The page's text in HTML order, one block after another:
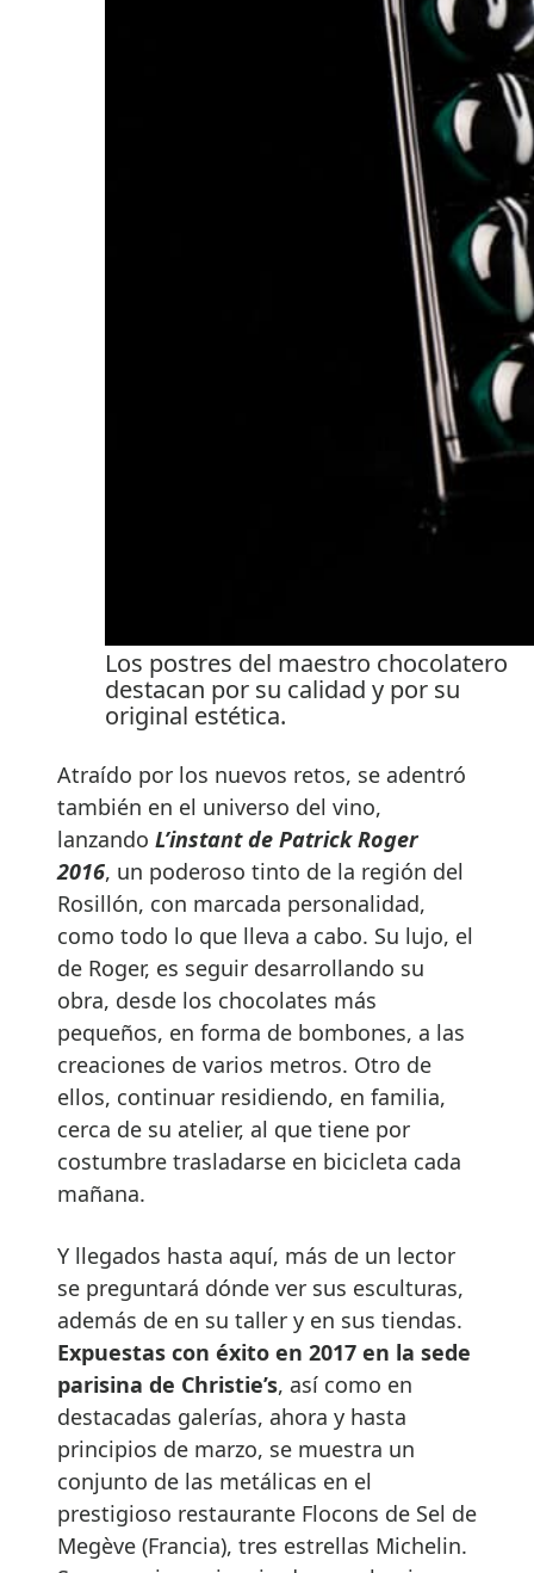
Los postres del maestro chocolatero
destacan por su calidad y por su
original estética.
Atraído por los nuevos retos, se adentró
también en el universo del vino,
lanzando L’instant de Patrick Roger
2016, un poderoso tinto de la región del
Rosillón, con marcada personalidad,
como todo lo que lleva a cabo. Su lujo, el
de Roger, es seguir desarrollando su
obra, desde los chocolates más
pequeños, en forma de bombones, a las
creaciones de varios metros. Otro de
ellos, continuar residiendo, en familia,
cerca de su atelier, al que tiene por
costumbre trasladarse en bicicleta cada
mañana.
Y llegados hasta aquí, más de un lector
se preguntará dónde ver sus esculturas,
además de en su taller y en sus tiendas.
Expuestas con éxito en 2017 en la sede
parisina de Christie’s, así como en
destacadas galerías, ahora y hasta
principios de marzo, se muestra un
conjunto de las metálicas en el
prestigioso restaurante Flocons de Sel de
Megève (Francia), tres estrellas Michelin.